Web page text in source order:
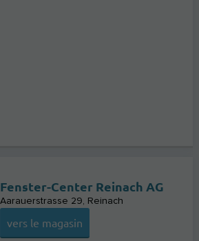
Fenster-Center Reinach AG
Aarauerstrasse 29 Reinach
vers le magasin